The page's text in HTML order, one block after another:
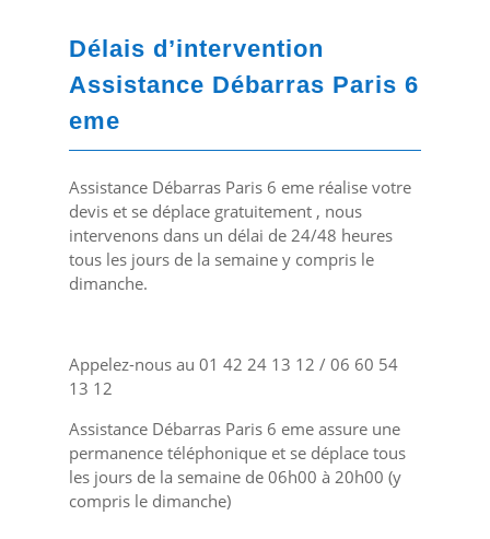
Délais d’intervention
Assistance Débarras Paris 6
eme
Assistance Débarras Paris 6 eme réalise votre
devis et se déplace gratuitement , nous
intervenons dans un délai de 24/48 heures
tous les jours de la semaine y compris le
dimanche.
Appelez-nous au 01 42 24 13 12 / 06 60 54
13 12
Assistance Débarras Paris 6 eme assure une
permanence téléphonique et se déplace tous
les jours de la semaine de 06h00 à 20h00 (y
compris le dimanche)